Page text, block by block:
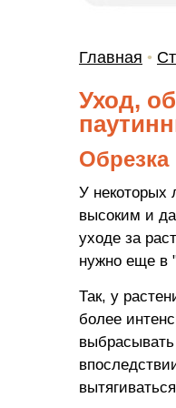
Главная •
Уход,
У некоторых
высоким и
уходе за
нужно еще в
Так, у
более